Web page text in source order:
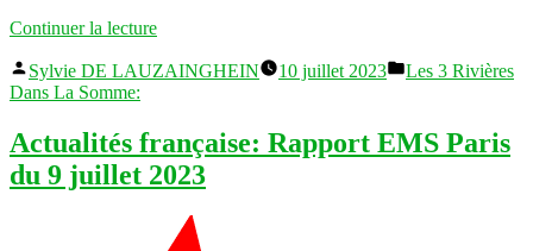
Continuer la lecture« Actualités
Le
à
la
Publié
par
Sylvie DE LAUZAINGHEIN 10 juillet 2023
Publié
Les 3 Rivières
Dans La Somme:
Actualités française: Rapport EMS Paris
du 9 juillet 2023